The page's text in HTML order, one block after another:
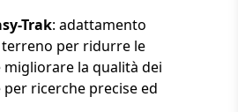
Trak: adattamento
per ridurre le
la qualità dei
per ricerche precise ed